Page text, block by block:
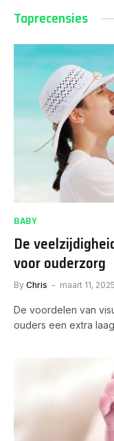
Toprecensies
BABY
De
voor ouderzorg
By Chris maart 11, 2025
De voordelen van
ouders een extra